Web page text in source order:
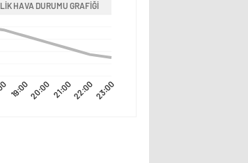
HAVA DURUMU GRAFİĞİ
19:0020:0021:0022:0023:00